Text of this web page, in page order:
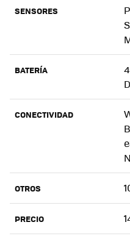
SENSORES
BATERÍA
CONECTIVIDAD
OTROS
PRECIO